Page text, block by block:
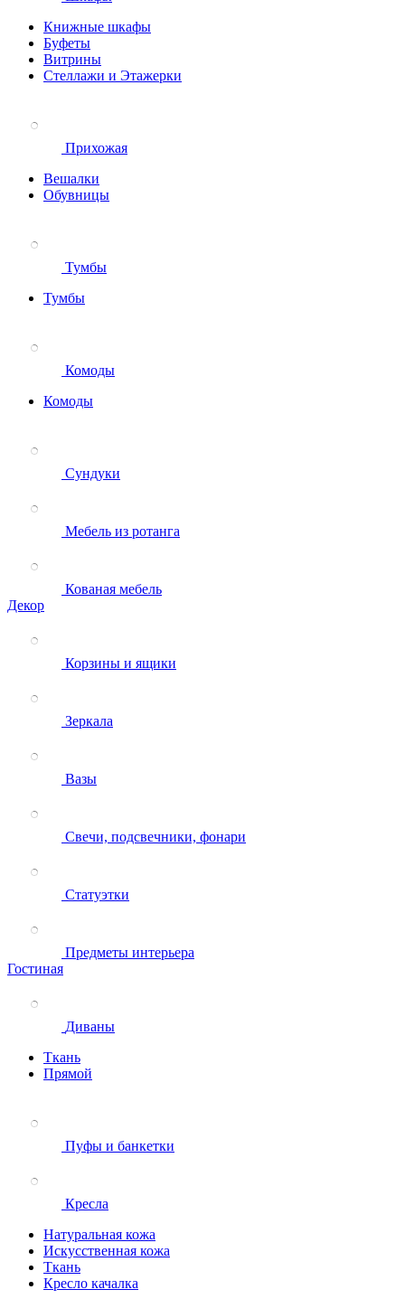
Книжные шкафы
Буфеты
Витрины
Стеллажи и Этажерки
Прихожая
Вешалки
Обувницы
Тумбы
Тумбы
Комоды
Комоды
Сундуки
Мебель из ротанга
Кованая мебель
Декор
Корзины и ящики
Зеркала
Вазы
Свечи, подсвечники, фонари
Статуэтки
Предметы интерьера
Гостиная
Диваны
Ткань
Прямой
Пуфы и банкетки
Кресла
Натуральная кожа
Искусственная кожа
Ткань
Кресло качалка